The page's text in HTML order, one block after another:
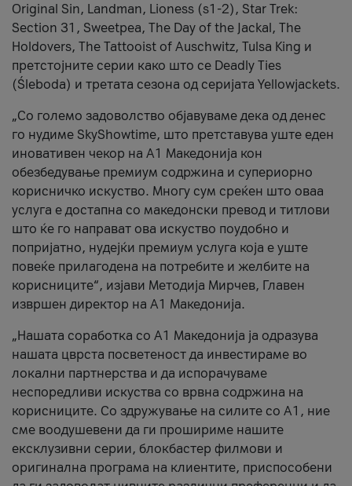
Original Sin, Landman, Lioness (s1-2), Star Trek:
Section 31, Sweetpea, The Day of the Jackal, The
Holdovers, The Tattooist of Auschwitz, Tulsa King и
претстојните серии како што се Deadly Ties
(Śleboda) и третата сезона од серијата Yellowjackets.
„Со големо задоволство објавуваме дека од денес
го нудиме SkyShowtime, што претставува уште еден
иновативен чекор на А1 Македонија кон
обезбедување премиум содржина и супериорно
корисничко искуство. Многу сум среќен што оваа
услуга е достапна со македонски превод и титлови
што ќе го направат ова искуство поудобно и
попријатно, нудејќи премиум услуга која е уште
повеќе прилагодена на потребите и желбите на
корисниците“, изјави Методија Мирчев, Главен
извршен директор на А1 Македонија.
„Нашата соработка со А1 Македонија ја одразува
нашата цврста посветеност да инвестираме во
локални партнерства и да испорачуваме
неспоредливи искуства со врвна содржина на
корисниците. Со здружување на силите со А1, ние
сме воодушевени да ги прошириме нашите
ексклузивни серии, блокбастер филмови и
оригинална програма на клиентите, приспособени